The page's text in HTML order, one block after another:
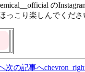
の
っこり楽しんでくださ
次の記事へ